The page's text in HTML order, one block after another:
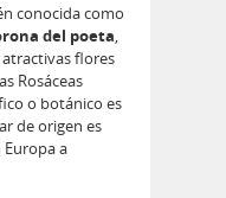
conocida como
del poeta,
flores
Rosáceas
o botánico es
de origen es
a